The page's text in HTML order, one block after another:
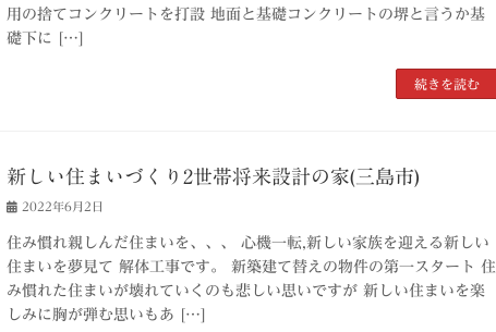
用の捨てコンクリートを打設 地面と基礎コンクリートの堺と言うか基
礎下に […]
続きを読む
新しい住まいづくり2世帯将来設計の家(三島市)
2022年6月2日
住み慣れ親しんだ住まいを、、、 心機一転,新しい家族を迎える新しい
住まいを夢見て 解体工事です。 新築建て替えの物件の第一スタート 住
み慣れた住まいが壊れていくのも悲しい思いですが 新しい住まいを楽
しみに胸が弾む思いもあ […]